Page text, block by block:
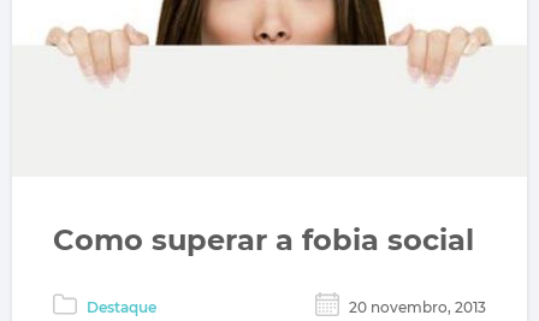
Como superar a fobia social
Destaque 20 novembro, 2013